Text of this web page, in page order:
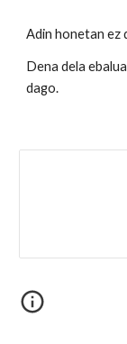
Adin honetan ez
Dena dela
dago.